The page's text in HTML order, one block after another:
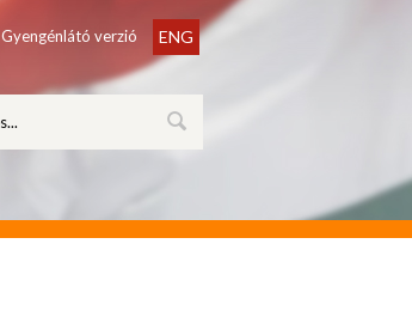
Gyengénlátó verzió ENG